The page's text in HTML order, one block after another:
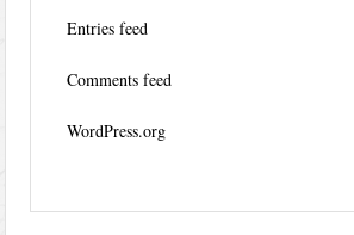
Entries feed
Comments feed
WordPress.org